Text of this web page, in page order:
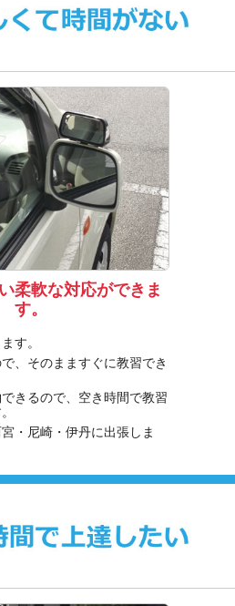
柔軟な対応ができま
す。
す。
、そのまますぐに教習でき
きるので、空き時間で教習
・尼崎・伊丹に出張しま